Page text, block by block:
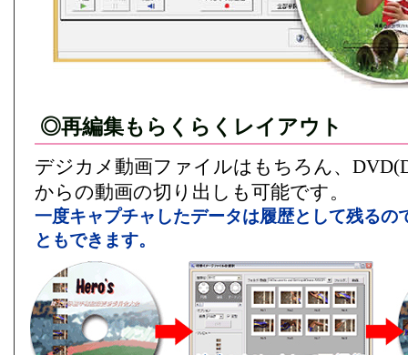
◎再編集もらくらくレイアウト
デジカメ動画ファイルはもちろん、
からの動画の切り出しも可能です。
一度キャプチャしたデータは履歴として残るの
ともできます。